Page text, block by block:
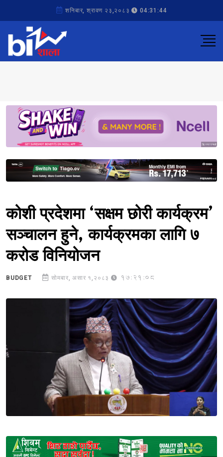
शनिबार, श्रावण २३,२०८३ 04:31:44
Sponsored
Sponsored
कोशी प्रदेशमा ‘सक्षम छोरी कार्यक्रम’
सञ्चालन हुने, कार्यक्रमका लागि ७
करोड विनियोजन
BUDGET सोमबार, असार १,२०८३ 17:21:08